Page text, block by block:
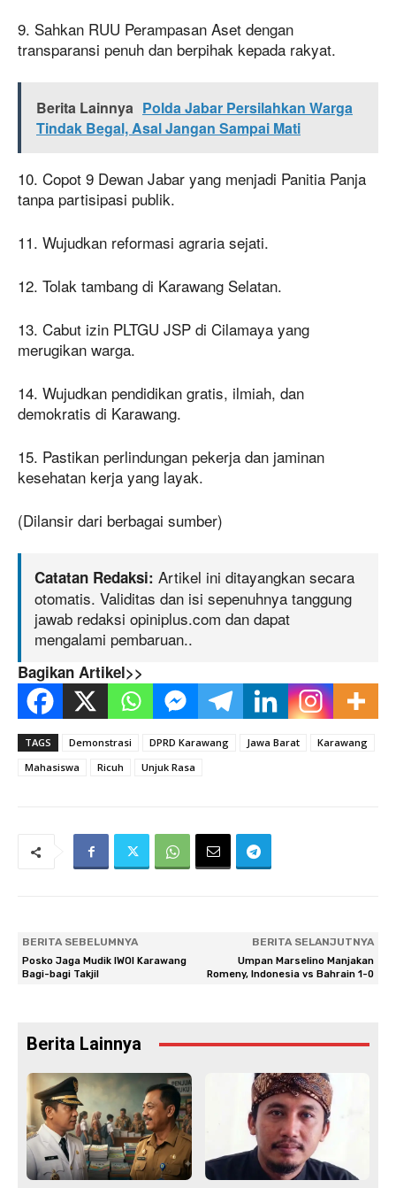
9. Sahkan RUU Perampasan Aset dengan
transparansi penuh dan berpihak kepada rakyat.
Berita Lainnya Polda Jabar Persilahkan Warga
Tindak Begal, Asal Jangan Sampai Mati
10. Copot 9 Dewan Jabar yang menjadi Panitia Panja
tanpa partisipasi publik.
11. Wujudkan reformasi agraria sejati.
12. Tolak tambang di Karawang Selatan.
13. Cabut izin PLTGU JSP di Cilamaya yang
merugikan warga.
14. Wujudkan pendidikan gratis, ilmiah, dan
demokratis di Karawang.
15. Pastikan perlindungan pekerja dan jaminan
kesehatan kerja yang layak.
(Dilansir dari berbagai sumber)
Catatan Redaksi: Artikel ini ditayangkan secara
otomatis. Validitas dan isi sepenuhnya tanggung
jawab redaksi opiniplus.com dan dapat
mengalami pembaruan..
Bagikan Artikel>>
TAGS Demonstrasi DPRD Karawang Jawa Barat
Karawang
Mahasiswa
Ricuh Unjuk Rasa
BERITA SEBELUMNYA
Posko Jaga Mudik IWOI Karawang
Bagi-bagi Takjil
BERITA SELANJUTNYA
Umpan Marselino Manjakan
Romeny, Indonesia vs Bahrain 1-0
Berita Lainnya